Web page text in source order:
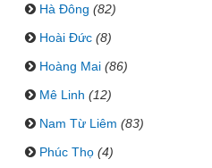
Hà Đông (82)
Hoài Đức (8)
Hoàng Mai (86)
Mê Linh (12)
Nam Từ Liêm (83)
Phúc Thọ (4)